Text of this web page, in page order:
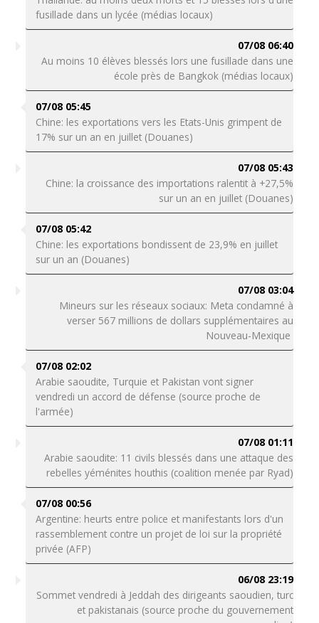
fusillade dans un lycée (médias locaux)
07/08 06:40
Au moins 10 élèves blessés lors une fusillade dans une
école près de Bangkok (médias locaux)
07/08 05:45
Chine: les exportations vers les Etats-Unis grimpent de
17% sur un an en juillet (Douanes)
07/08 05:43
Chine: la croissance des importations ralentit à +27,5%
sur un an en juillet (Douanes)
07/08 05:42
Chine: les exportations bondissent de 23,9% en juillet
sur un an (Douanes)
07/08 03:04
Mineurs sur les réseaux sociaux: Meta condamné à
verser 567 millions de dollars supplémentaires au
Nouveau-Mexique
07/08 02:02
Arabie saoudite, Turquie et Pakistan vont signer
vendredi un accord de défense (source proche de
l'armée)
07/08 01:11
Arabie saoudite: 11 civils blessés dans une attaque des
rebelles yéménites houthis (coalition menée par Ryad)
07/08 00:56
Argentine: heurts entre police et manifestants lors d'un
rassemblement contre un projet de loi sur la propriété
privée (AFP)
06/08 23:19
Sommet vendredi à Jeddah des dirigeants saoudien, turc
et pakistanais (source proche du gouvernement